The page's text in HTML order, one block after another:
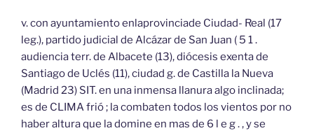
v. con ayuntamiento enlaprovinciade Ciudad- Real (17
leg.), partido judicial de Alcázar de San Juan ( 5 1 .
audiencia terr. de Albacete (13), diócesis exenta de
Santiago de Uclés (11), ciudad g. de Castilla la Nueva
(Madrid 23) SIT. en una inmensa llanura algo inclinada;
es de CLIMA frió ; la combaten todos los vientos por no
haber altura que la domine en mas de 6 l e g . , y se